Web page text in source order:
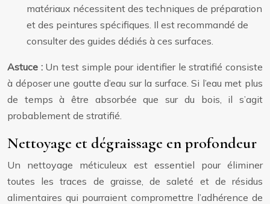
matériaux nécessitent des techniques de préparation
et des peintures spécifiques. Il est recommandé de
consulter des guides dédiés à ces surfaces.
Astuce : Un test simple pour identifier le stratifié consiste
à déposer une goutte d’eau sur la surface. Si l’eau met plus
de temps à être absorbée que sur du bois, il s’agit
probablement de stratifié.
Nettoyage et dégraissage en profondeur
Un nettoyage méticuleux est essentiel pour éliminer
toutes les traces de graisse, de saleté et de résidus
alimentaires qui pourraient compromettre l’adhérence de